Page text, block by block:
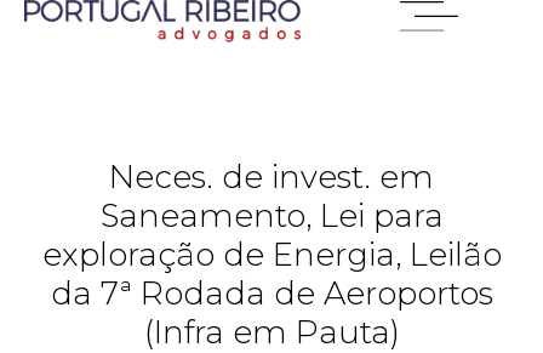
Neces. de invest. em
Saneamento, Lei para
exploração de Energia, Leilão
da 7ª Rodada de Aeroportos
(Infra em Pauta)